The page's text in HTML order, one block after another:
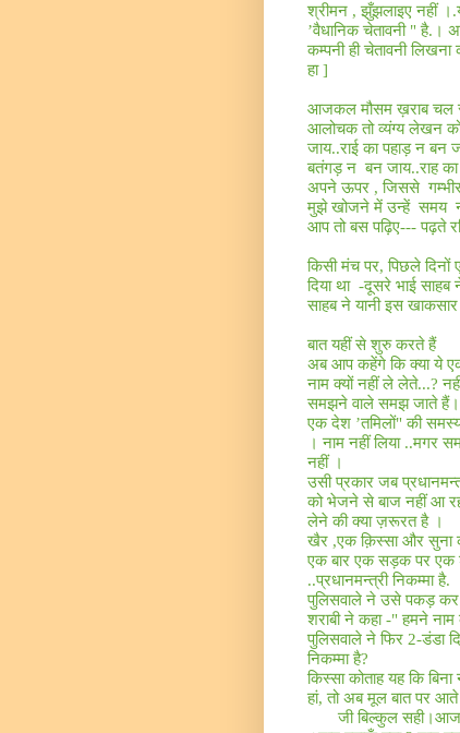
श्रीमन , झुँझलाइए नहीं । .
’वैधानिक चेतावनी "है. ।
कम्पनी ही चेतावनी लिखना
हा ]
आजकल मौसम ख़राब चल
आलोचक तो व्यंग्य लेखन को
जाय..राई का पहाड़ न बन
बतंगड़ न बन जाय..राह
अपने ऊपर , जिससे
मुझे खोजने में उन्हें समय
आप तो बस पढ़िए---पढ़ते
किसी मंच पर,पिछले
दिया था -दूसरे भाई साहब
साहब ने यानी इस
बात यहीं से शुरु करते हैं
अब आप कहेंगे कि क्या ये
नाम क्यों नहीं ले लेते...?
समझने वाले समझ जाते
एक देश ’तमिलों"की
। नाम नहीं लिया ..मगर
नहीं ।
उसी प्रकार जब
को भेजने से बाज नहीं आ
लेने की क्या ज़रूरत है ।
खैर ,एक क़िस्सा और सुना
एक बार एक सड़क पर एक
..प्रधानमन्त्री निकम्मा है.
पुलिसवाले ने उसे पकड़ कर
शराबी ने कहा-"हमने नाम
पुलिसवाले ने फिर 2-डंडा
निकम्मा है?
किस्सा कोताह यह कि
हां,तो अब मूल बात पर आते
जी बिल्कुल सही।आज